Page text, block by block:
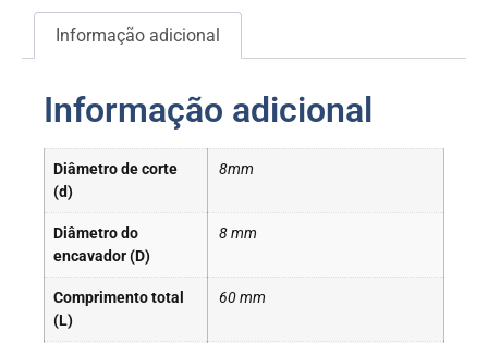
Informação adicional
Informação adicional
Diâmetro de corte
(d)
8mm
Diâmetro do
encavador (D)
8 mm
Comprimento total
(L)
60 mm